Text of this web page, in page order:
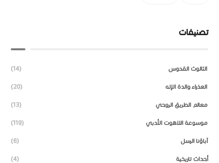
تصنيفات
الثالوث القدوس (14)
العذراء والدة الإله (20)
معالم الطريق الروحي (13)
موسوعة اللاهوت الأدبي (119)
آباؤنا الرسل (6)
أحداث تاريخية (4)